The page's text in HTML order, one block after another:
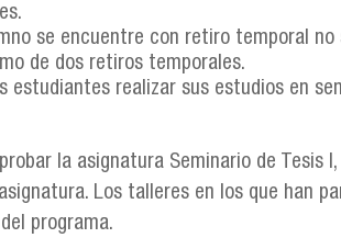
se encuentre con retiro temporal
de dos retiros temporales.
estudiantes realizar sus estudios en
la asignatura Seminario de
Los talleres en los que han
del programa.